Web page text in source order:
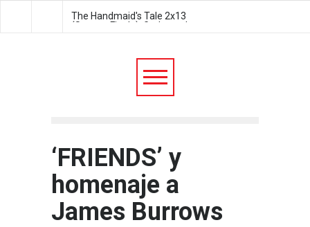
The Handmaid's Tale 2x12:
Postpartum
‘FRIENDS’ y
homenaje a
James Burrows